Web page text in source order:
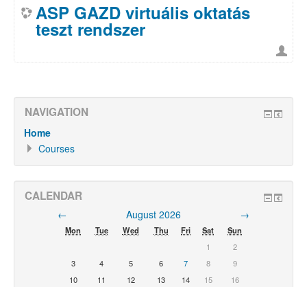
ASP GAZD virtuális oktatás
teszt rendszer
NAVIGATION
Home
Courses
CALENDAR
← August 2026 →
Mon Tue Wed Thu Fri Sat
Sun
1
2
3
4 5 6 7 8
9
10
11 12 13 14 15 16